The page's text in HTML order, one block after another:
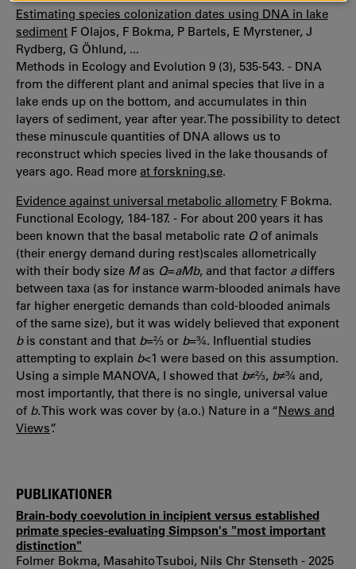
Estimating species colonization dates using DNA in lake
sediment F Olajos, F Bokma, P Bartels, E Myrstener, J
Rydberg, G Öhlund, ...
Methods in Ecology and Evolution 9 (3), 535-543. - DNA
from the different plant and animal species that live in a
lake ends up on the bottom, and accumulates in thin
layers of sediment, year after year. The possibility to detect
these minuscule quantities of DNA allows us to
reconstruct which species lived in the lake thousands of
years ago. Read more at forskning.se.
Evidence against universal metabolic allometry F Bokma.
Functional Ecology, 184-187. - For about 200 years it has
been known that the basal metabolic rate Qof animals
(their energy demand during rest)scales allometrically
with their body size Mas Q=aMb, and that factor adiffers
between taxa (as for instance warm-blooded animals have
far higher energetic demands than cold-blooded animals
of the same size), but it was widely believed that exponent
bis constant and that b=⅔ or b=¾. Influential studies
attempting to explain b<1 were based on this assumption.
Using a simple MANOVA, I showed that b≠⅔, b≠¾ and,
most importantly, that there is no single, universal value
of b. This work was cover by (a.o.) Nature in a “News and
Views”.
PUBLIKATIONER
Brain-body coevolution in incipient versus established
primate species-evaluating Simpson's "most important
distinction"
Folmer Bokma, Masahito Tsuboi, Nils Chr Stenseth - 2025